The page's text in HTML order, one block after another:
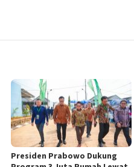
Presiden Prabowo Dukung